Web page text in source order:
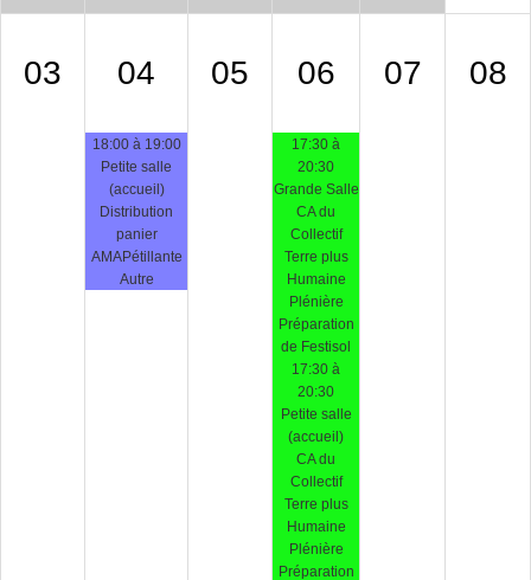
03 04
18:00 à 19:00
Petite salle
(accueil)
Distribution
panier
AMAPétillante
Autre
05 06
17:30 à
20:30
Grande Salle
CA du
Collectif
Terre plus
Humaine
Plénière
Préparation
de Festisol
17:30 à
20:30
Petite salle
(accueil)
CA du
Collectif
Terre plus
Humaine
Plénière
Préparation
07 08